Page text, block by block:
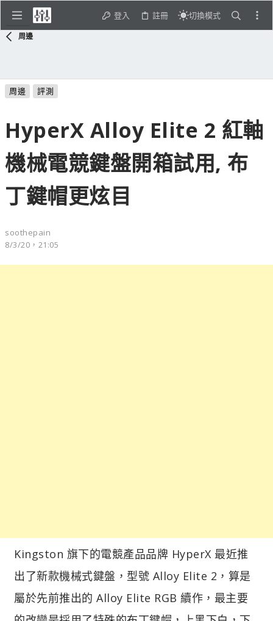
登入 註冊 切換模式
周邊
周邊 評測
HyperX Alloy Elite 2 紅軸
機械電競鍵盤開箱試用, 布
丁鍵帽更炫目
soothepain
8/3/20，21:05
Kingston 旗下的電競產品品牌 HyperX 最近推
出了新款機械式鍵盤，型號 Alloy Elite 2，算是
屬於先前推出的 Alloy Elite RGB 續作，最主要